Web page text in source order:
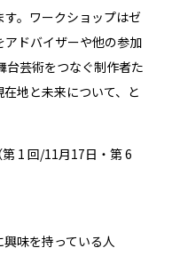
。ワークショップはゼ
ドバイザーや他の参加
台芸術をつなぐ制作者た
地と未来について、と
1 回/11月17日・第 6
味を持っている人